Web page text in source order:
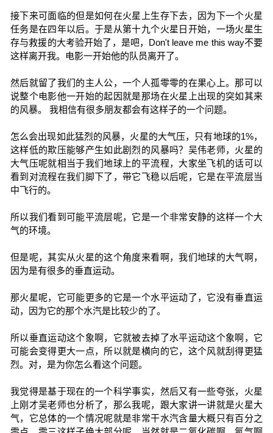
接下来可面临的但是如何在火星上生存下去，因为下一个火星
任务是在四年以后。于是从第十九个火星日开始，一场火星生
存与救援的大考验开始了，是吧，Don't leave me this way不要
这样离开我。电影一开始他的队员离开了。
然后就留了我们的主人公，一个人孤零零的在果心上。那可以
说整个电影他一开始的起因就是那场在火星上出现的突如其来
的风暴。 我相信有很多朋友都会有这样子的一个问题。
怎么会出现如此猛烈的风暴，火星的大气压，只有地球的1%，
这样低的欺压能够产生如此剧烈的风暴吗？吴伟老师，火星的
大气压呢就相当于我们地球上的平流程，大家坐飞机的话可以
看到对流程在我们脚下了，带它飞稳以后呢，它是在平流层当
中飞行的。
所以我们看到可能平流层呢，它是一个非常安静的这样一个大
气的环境。
但是呢，其实从火星的这个角度来看啊，我们地球的大气啊，
因为是有很多的垂直运动。
那火星呢，它可能更多的它是一个水平运动了，它没有垂直运
动，因为它的那个水汽是比较少的了。
所以垂直运动这个象啊，它就被去掉了水平运动这个象啊，它
可能会变得更大一点，所以就是横向的它，这个风就刮得更猛
烈。对，是为你怎么看这个问题。
我觉得是基于现在的一个科学事实，然后又有一些夸张，火星
上刚才吴老师也分析了，那么我呢，跟大家讲一讲就是火星大
气，它总体的一个情况呢就是非常干水汽含量大概只有百分之